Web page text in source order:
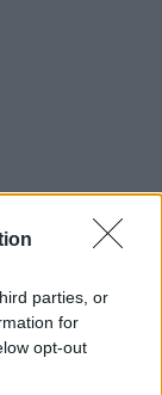
parties, or
for
opt-out